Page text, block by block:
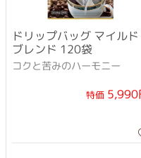
ドリップバッグ マイルド
ブレンド 120袋
コクと苦みのハーモニー
特価5,990